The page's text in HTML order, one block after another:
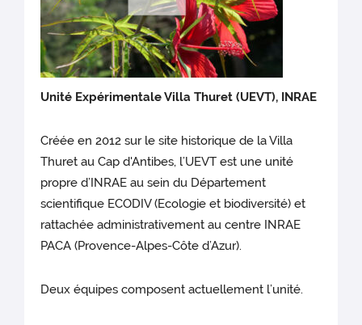
Unité Expérimentale Villa Thuret (UEVT), INRAE
Créée en 2012 sur le site historique de la Villa
Thuret au Cap d'Antibes, l’UEVT est une unité
propre d’INRAE au sein du Département
scientifique ECODIV (Ecologie et biodiversité) et
rattachée administrativement au centre INRAE
PACA (Provence-Alpes-Côte d’Azur).
Deux équipes composent actuellement l’unité.